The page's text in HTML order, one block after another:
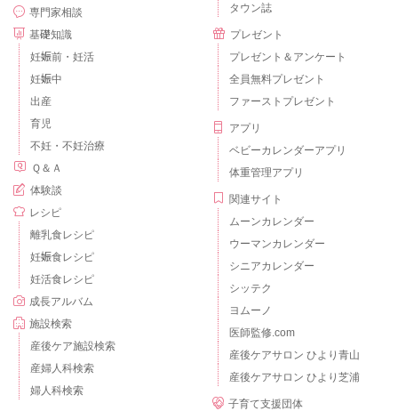
専門家相談
基礎知識
妊娠前・妊活
妊娠中
出産
育児
不妊・不妊治療
Ｑ＆Ａ
体験談
レシピ
離乳食レシピ
妊娠食レシピ
妊活食レシピ
成長アルバム
施設検索
産後ケア施設検索
産婦人科検索
婦人科検索
タウン誌
プレゼント
プレゼント＆アンケート
全員無料プレゼント
ファーストプレゼント
アプリ
ベビーカレンダーアプリ
体重管理アプリ
関連サイト
ムーンカレンダー
ウーマンカレンダー
シニアカレンダー
シッテク
ヨムーノ
医師監修.com
産後ケアサロン ひより青山
産後ケアサロン ひより芝浦
子育て支援団体